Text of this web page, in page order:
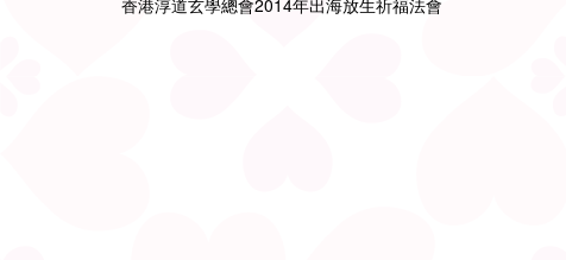
香港淳道玄學總會2014年出海放生祈福法會